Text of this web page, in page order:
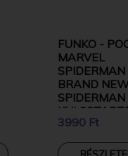
FUNKO -
MARVEL
SPIDERMAN
BRAND
SPIDERMAN
3990 Ft